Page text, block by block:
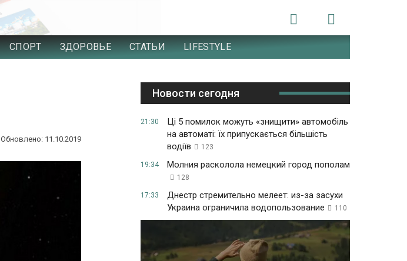
СПОРТ ЗДОРОВЬЕ СТАТЬИ LIFESTYLE
Обновлено: 11.10.2019
Новости сегодня
21:30
Ці 5 помилок можуть «знищити» автомобіль
на автоматі: їх припускається більшість
водіїв
123
19:34 Молния расколола немецкий город пополам
128
17:33
Днестр стремительно мелеет: из-за засухи
Украина ограничила водопользование
110